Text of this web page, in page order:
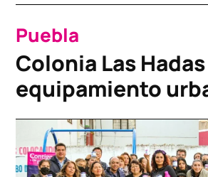
POSTED
IN
Puebla
Colonia Las
equipamiento